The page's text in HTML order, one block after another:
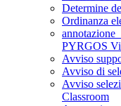
Determine
Ordinanza
PYRGOS
Avviso
Avviso di
Avviso
Classroom